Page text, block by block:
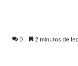
0 2 minutos de